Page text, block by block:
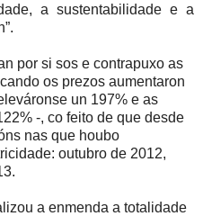
a sustentabilidade e a
por si sos e contrapuxo as
os prezos aumentaron
un 197% e as
-, co feito de que desde
nas que houbo
outubro de 2012,
a enmenda a totalidade